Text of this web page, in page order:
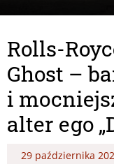
Rolls-
Ghost –
i
alter ego
29 października